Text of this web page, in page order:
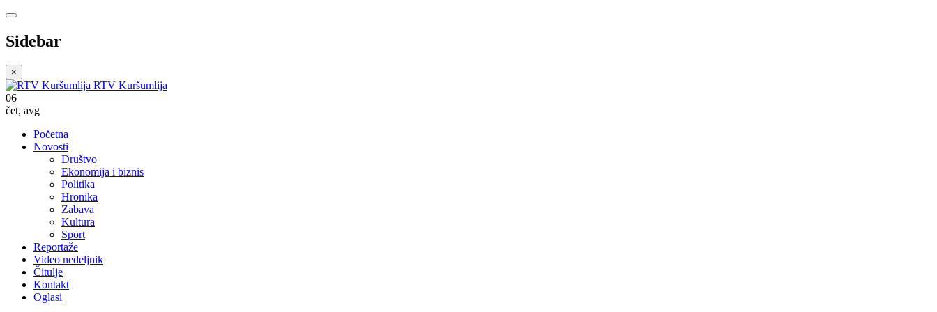
Sidebar
×
RTV Kuršumlija
06
čet, avg
Početna
Novosti
Društvo
Ekonomija i biznis
Politika
Hronika
Zabava
Kultura
Sport
Reportaže
Video nedeljnik
Čitulje
Kontakt
Oglasi